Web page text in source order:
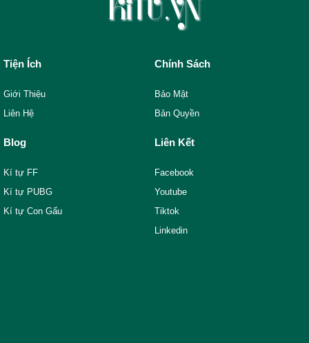
Tiện Ích
Giới Thiệu
Liên Hệ
Chính Sách
Bảo Mật
Bản Quyền
Blog
Kí tự FF
Kí tự PUBG
Kí tự Con Gấu
Liên Kết
Facebook
Youtube
Tiktok
Linkedin